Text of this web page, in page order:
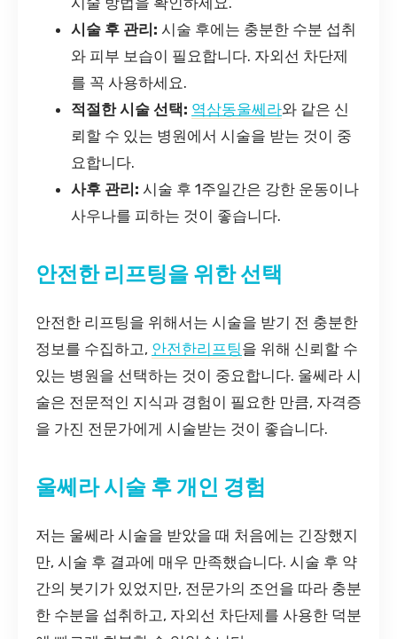
시술 후 관리: 시술 후에는 충분한 수분 섭취
와 피부 보습이 필요합니다. 자외선 차단제
를 꼭 사용하세요.
적절한 시술 선택: 역삼동울쎄라와 같은 신
뢰할 수 있는 병원에서 시술을 받는 것이 중
요합니다.
사후 관리: 시술 후 1주일간은 강한 운동이나
사우나를 피하는 것이 좋습니다.
안전한 리프팅을 위한 선택
안전한 리프팅을 위해서는 시술을 받기 전 충분한
정보를 수집하고, 안전한리프팅을 위해 신뢰할 수
있는 병원을 선택하는 것이 중요합니다. 울쎄라 시
술은 전문적인 지식과 경험이 필요한 만큼, 자격증
을 가진 전문가에게 시술받는 것이 좋습니다.
울쎄라 시술 후 개인 경험
저는 울쎄라 시술을 받았을 때 처음에는 긴장했지
만, 시술 후 결과에 매우 만족했습니다. 시술 후 약
간의 붓기가 있었지만, 전문가의 조언을 따라 충분
한 수분을 섭취하고, 자외선 차단제를 사용한 덕분